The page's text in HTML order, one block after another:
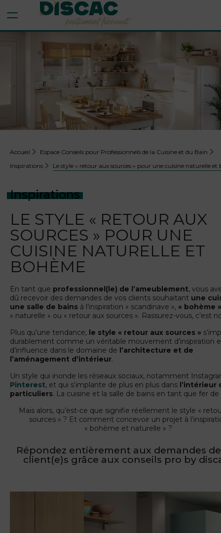
Aller au menu
Aller au contenu
Accueil
Espace Conseils pour Professionnels de la Cuisine et du Bain
Inspirations
Le style « retour aux sources » pour une cuisine naturelle et
Inspirations
LE STYLE « RETOUR AUX
SOURCES » POUR UNE
CUISINE NATURELLE ET
BOHÈME
En tant que professionnel(le) de l’ameublement, vous
dû recevoir des demandes de vos clients souhaitant une
une salle de bains à l’inspiration « scandinave », « bohème »
« naturelle » ou « retour aux sources ». Rassurez-vous, c’est
Plus qu’une tendance, le style « retour aux sources »
durablement comme un véritable mouvement d’inspiration
d’influence dans le domaine de l’architecture et de
l’aménagement d’intérieur.
Un style qui inonde les réseaux sociaux, notamment
Pinterest, et qui s’implante de plus en plus dans l’intérieur
particuliers. La cuisine et la salle de bains en tant que fer de
Mais alors, qu’est-ce que signifie réellement le style «
sources » ? Et comment concevoir un projet à
« bohème et naturelle » ?
Répondez entièrement aux demandes
client(e)s grâce aux conseils pro by